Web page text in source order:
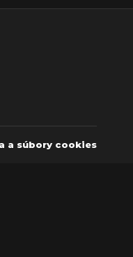
a súbory cookies